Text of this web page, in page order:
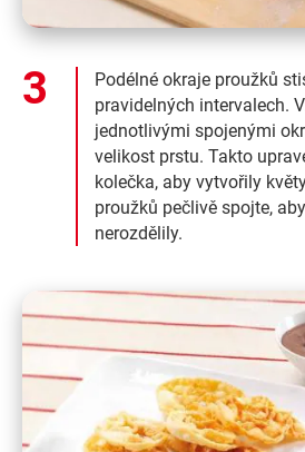
Podélné okraje proužků
pravidelných intervalech.
jednotlivými spojenými
velikost prstu. Takto
kolečka, aby vytvořily
proužků pečlivě spojte,
nerozdělily.